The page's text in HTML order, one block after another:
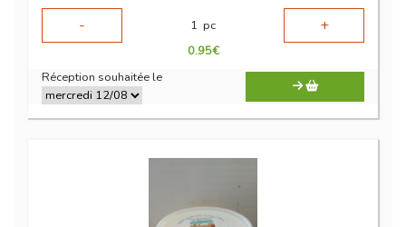
-
1 pc +
0.95€
Réception souhaitée le